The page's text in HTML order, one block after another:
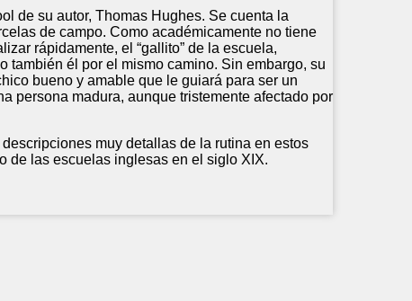
de su autor, Thomas Hughes. Se cuenta la
de campo. Como académicamente no tiene
rápidamente, el “gallito” de la escuela,
también él por el mismo camino. Sin embargo, su
bueno y amable que le guiará para ser un
persona madura, aunque tristemente afectado por
muy detallas de la rutina en estos
de las escuelas inglesas en el siglo XIX.